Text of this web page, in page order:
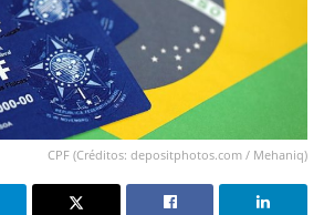
CPF (Créditos: depositphotos.com / Mehaniq)